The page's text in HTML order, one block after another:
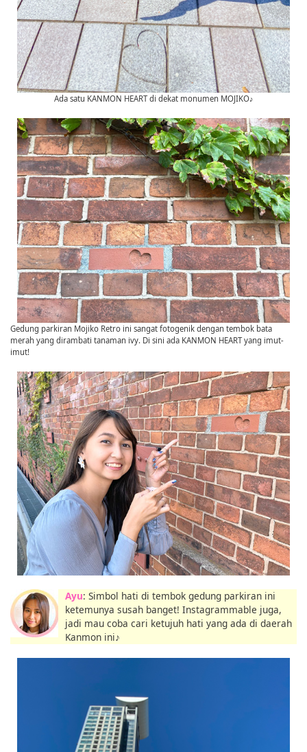
Ada satu KANMON HEART di dekat monumen MOJIKO♪
Gedung parkiran Mojiko Retro ini sangat fotogenik dengan tembok bata
merah yang dirambati tanaman ivy. Di sini ada KANMON HEART yang imut-
imut!
Ayu: Simbol hati di tembok gedung parkiran ini
ketemunya susah banget! Instagrammable juga,
jadi mau coba cari ketujuh hati yang ada di daerah
Kanmon ini♪